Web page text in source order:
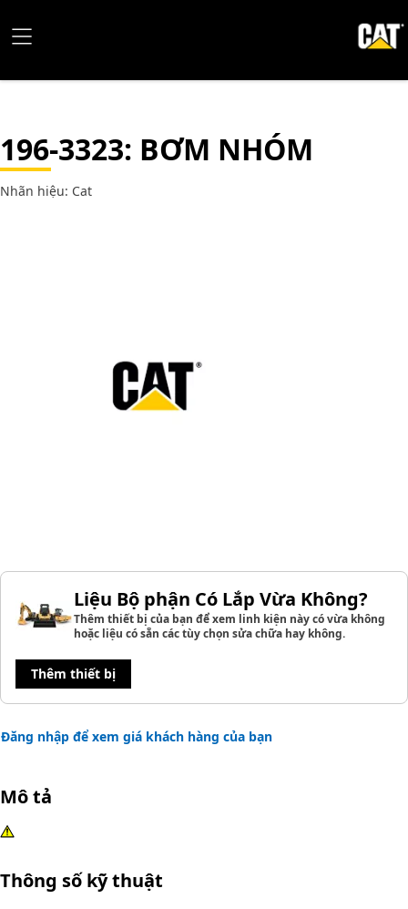
196-3323: BƠM NHÓM
Nhãn hiệu: Cat
Liệu Bộ phận Có Lắp Vừa Không?
Thêm thiết bị của bạn để xem linh kiện này có vừa không
hoặc liệu có sẵn các tùy chọn sửa chữa hay không.
Thêm thiết bị
Đăng nhập để xem giá khách hàng của bạn
Mô tả
Thông số kỹ thuật